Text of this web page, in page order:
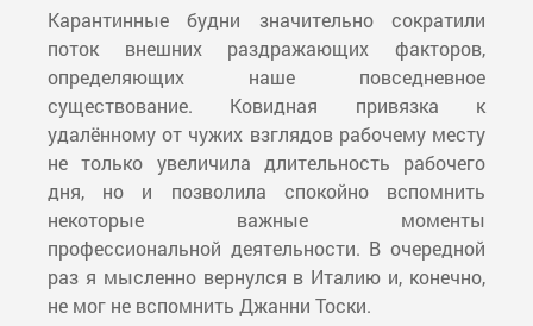
Карантинные будни значительно сократили
поток внешних раздражающих факторов,
определяющих наше повседневное
существование. Ковидная привязка к
удалённому от чужих взглядов рабочему месту
не только увеличила длительность рабочего
дня, но и позволила спокойно вспомнить
некоторые важные моменты
профессиональной деятельности. В очередной
раз я мысленно вернулся в Италию и, конечно,
не мог не вспомнить Джанни Тоски.